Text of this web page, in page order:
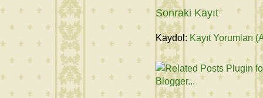
Sonraki Kayıt
Kaydol: Kayıt Yorumları